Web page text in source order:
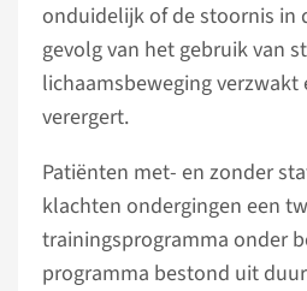
onduidelijk of de stoornis in
gevolg van het gebruik van
lichaamsbeweging
verergert.
Patiënten met- en zonder
klachten ondergingen een
trainingsprogramma onder
programma bestond uit